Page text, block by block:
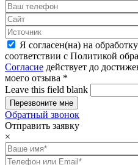
Я согласен(на) на
соответствии с Политикой
Согласие действует до
моего отзыва *
Leave this field blank
Обратный звонок
Отправить заявку
×